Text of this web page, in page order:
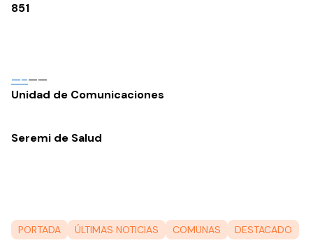
851
—–——
Unidad de Comunicaciones
Seremi de Salud
PORTADA ÚLTIMAS NOTICIAS COMUNAS DESTACADO